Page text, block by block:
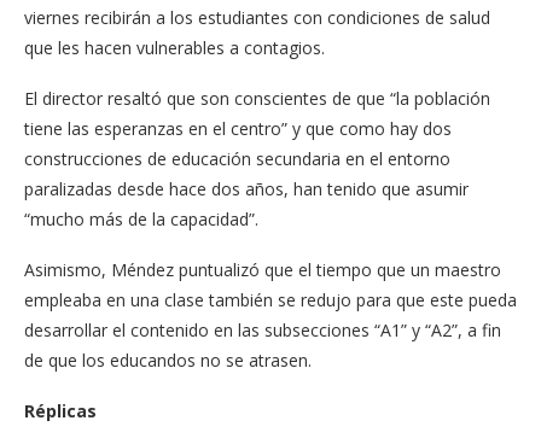
viernes recibirán a los estu­diantes con condiciones de salud
que les hacen vulne­rables a contagios.
El director resaltó que son conscientes de que “la población
tiene las espe­ranzas en el centro” y que como hay dos
construccio­nes de educación secunda­ria en el entorno
paralizadas desde hace dos años, han tenido que asumir
“mucho más de la capacidad”.
Asimismo, Méndez pun­tualizó que el tiempo que un maestro
empleaba en una clase también se redujo pa­ra que este pueda
desarro­llar el contenido en las sub­secciones “A1” y “A2”, a fin
de que los educandos no se atrasen.
Réplicas